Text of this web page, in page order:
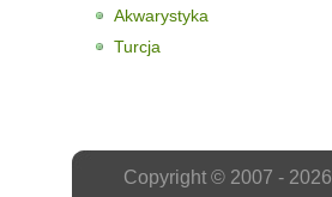
Akwarystyka
Turcja
Copyright © 2007 - 2026